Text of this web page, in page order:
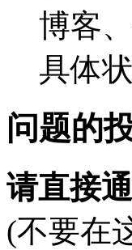
博客
具体
问题的
请直接
(不要在